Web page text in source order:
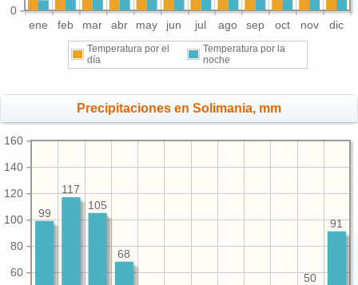
ene feb mar abr may jun jul ago sep oct nov dic
0
Temperatura por el
día
Temperatura por la
noche
Precipitaciones en Solimania, mm
60
80
100
120
140
160
91
50
68
105
117
99